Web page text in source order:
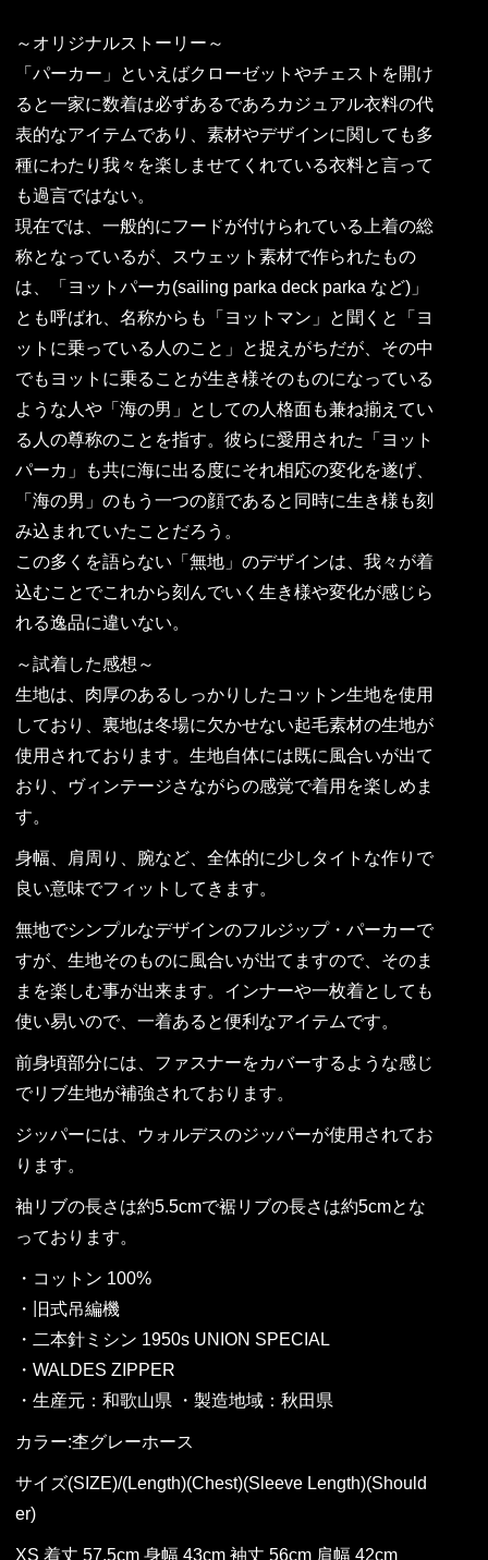
～オリジナルストーリー～
「パーカー」といえばクローゼットやチェストを開け
ると一家に数着は必ずあるであろカジュアル衣料の代
表的なアイテムであり、素材やデザインに関しても多
種にわたり我々を楽しませてくれている衣料と言って
も過言ではない。
現在では、一般的にフードが付けられている上着の総
称となっているが、スウェット素材で作られたもの
は、「ヨットパーカ(sailing parka deck parka など)」
とも呼ばれ、名称からも「ヨットマン」と聞くと「ヨ
ットに乗っている人のこと」と捉えがちだが、その中
でもヨットに乗ることが生き様そのものになっている
ような人や「海の男」としての人格面も兼ね揃えてい
る人の尊称のことを指す。彼らに愛用された「ヨット
パーカ」も共に海に出る度にそれ相応の変化を遂げ、
「海の男」のもう一つの顔であると同時に生き様も刻
み込まれていたことだろう。
この多くを語らない「無地」のデザインは、我々が着
込むことでこれから刻んでいく生き様や変化が感じら
れる逸品に違いない。
～試着した感想～
生地は、肉厚のあるしっかりしたコットン生地を使用
しており、裏地は冬場に欠かせない起毛素材の生地が
使用されております。生地自体には既に風合いが出て
おり、ヴィンテージさながらの感覚で着用を楽しめま
す。
身幅、肩周り、腕など、全体的に少しタイトな作りで
良い意味でフィットしてきます。
無地でシンプルなデザインのフルジップ・パーカーで
すが、生地そのものに風合いが出てますので、そのま
まを楽しむ事が出来ます。インナーや一枚着としても
使い易いので、一着あると便利なアイテムです。
前身頃部分には、ファスナーをカバーするような感じ
でリブ生地が補強されております。
ジッパーには、ウォルデスのジッパーが使用されてお
ります。
袖リブの長さは約5.5cmで裾リブの長さは約5cmとな
っております。
・コットン 100%
・旧式吊編機
・二本針ミシン 1950s UNION SPECIAL
・WALDES ZIPPER
・生産元：和歌山県 ・製造地域：秋田県
カラー:杢グレーホース
サイズ(SIZE)/(Length)(Chest)(Sleeve Length)(Should
er)
XS 着丈 57.5cm 身幅 43cm 袖丈 56cm 肩幅 42cm